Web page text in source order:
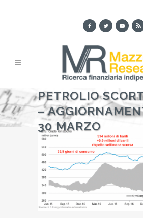
PETROLIO
–
30 MARZO